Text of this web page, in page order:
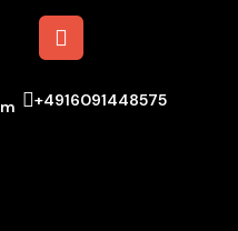
+4916091448575